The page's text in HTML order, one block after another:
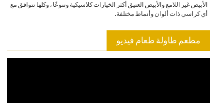
الأبيض غير اللامع والأبيض العتيق أكثر الخيارات كلاسيكية وتنوعًا ، وكلها تتوافق مع
أي كراسي ذات ألوان وأنماط مختلفة.
مطعم طاولة طعام فيديو